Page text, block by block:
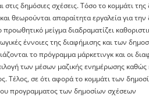
δημόσιες σχέσεις. Τόσο το κομμάτι
θεωρούνται απαραίτητα εργαλεία για
μείγμα διαδραματίζει
έννοιες της διαφήμισης και των
το πρόγραμμα μάρκετινγκ και οι
των μέσων μαζικής ενημέρωσης καθώς
Τέλος, σε ότι αφορά το κομμάτι των
προγραμματος των δημοσίων σχέσεων